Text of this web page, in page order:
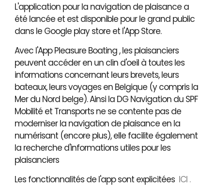
L'application pour la navigation de plaisance a
été lancée et est disponible pour le grand public
dans le Google play store et l'App Store.
Avec l'App Pleasure Boating , les plaisanciers
peuvent accéder en un clin d'oeil à toutes les
informations concernant leurs brevets, leurs
bateaux, leurs voyages en Belgique (y compris la
Mer du Nord belge). Ainsi la DG Navigation du SPF
Mobilité et Transports ne se contente pas de
moderniser la navigation de plaisance en la
numérisant (encore plus), elle facilite également
la recherche d'informations utiles pour les
plaisanciers
Les fonctionnalités de l'app sont explicitées ICI .